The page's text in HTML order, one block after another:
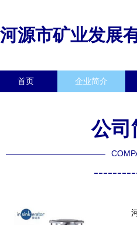
河源市矿业发展
首页 企业简介
公司